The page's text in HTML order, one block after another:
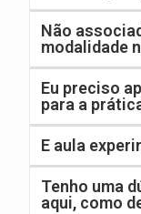
Não
modalidade
Eu preciso
para a
E aula
Tenho uma
aqui, como